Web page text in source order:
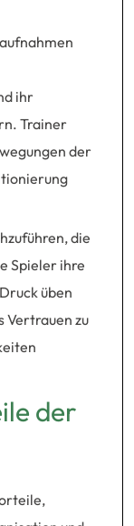
ihr
Trainer
der
die
Spieler ihre
üben
Vertrauen zu
der